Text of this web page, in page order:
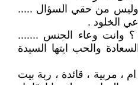
وليس من حقي السؤال .....
الخلود .
وانت وعاء الجنس .......
والحب ايتها السيدة
، مربية ، قائدة ، ربة بيت